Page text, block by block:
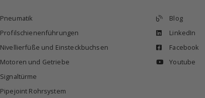
Pneumatik
Profilschienenführungen
Nivellierfüße und Einsteckbuchsen
Motoren und Getriebe
Signaltürme
Pipejoint Rohrsystem
Blog
LinkedIn
Facebook
Youtube